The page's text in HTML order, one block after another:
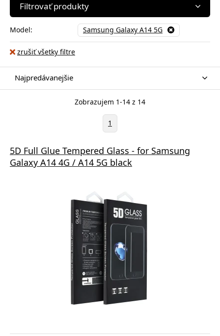
Filtrovať produkty
Model: Samsung Galaxy A14 5G
zrušiť všetky filtre
Najpredávanejšie
Zobrazujem 1-14 z 14
1
5D Full Glue Tempered Glass - for Samsung
Galaxy A14 4G / A14 5G black